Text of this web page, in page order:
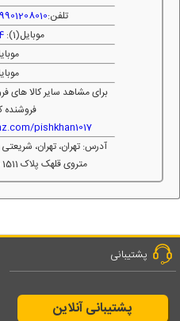
تلفن:
موبایل(1):
برای مشاهد سایر کالا های
فروشنده
pishkhan1017
آدرس: تهران، تهران، شریعتی
متروی قلهک پلاک 1511 دفتر پیشخوان72161017
پشتیبانی
پشتیبانی آنلاین